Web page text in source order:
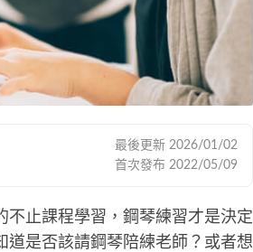
不止課程學習，鋼琴練習才是決定
道是否該請鋼琴陪練老師？或者想
最後更新 2026/01/02
首次發布 2022/05/09